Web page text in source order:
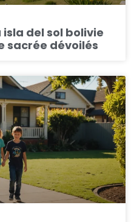
del sol bolivie
sacrée dévoilés